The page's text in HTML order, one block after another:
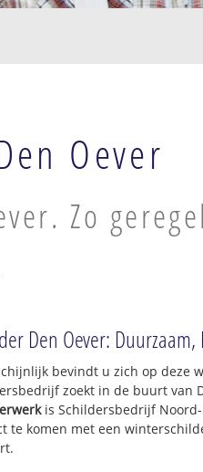
Oever
Zo
Den Oever:
bevindt u zich op deze
zoekt in de buurt van
is Schildersbedrijf
te komen met een